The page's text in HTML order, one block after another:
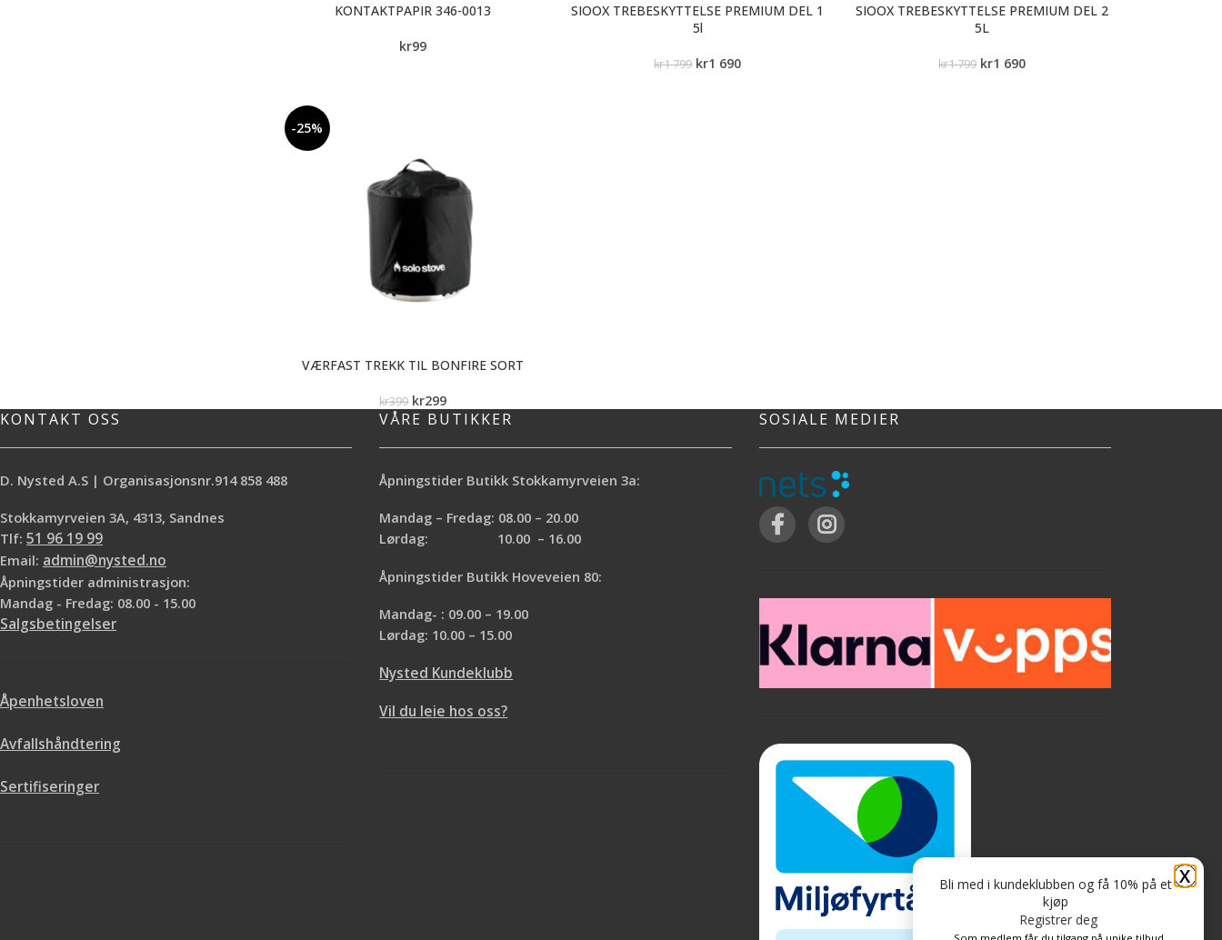
KONTAKTPAPIR 346-0013
kr99
SIOOX TREBESKYTTELSE PREMIUM DEL 1
5l
kr1 799 kr1 690
SIOOX TREBESKYTTELSE PREMIUM DEL 2
5L
kr1 799 kr1 690
-25%
VÆRFAST TREKK TIL BONFIRE SORT
kr399 kr299
KONTAKT OSS
D. Nysted A.S | Organisasjonsnr.914 858 488
Stokkamyrveien 3A, 4313, Sandnes
Tlf: 51 96 19 99
Email: admin@nysted.no
Åpningstider administrasjon:
Mandag - Fredag: 08.00 - 15.00
Salgsbetingelser
Åpenhetsloven
Avfallshåndtering
Sertifiseringer
VÅRE BUTIKKER
Åpningstider Butikk Stokkamyrveien 3a:
Mandag – Fredag: 08.00 – 20.00
Lørdag: 10.00 – 16.00
Åpningstider Butikk Hoveveien 80:
Mandag- : 09.00 – 19.00
Lørdag: 10.00 – 15.00
Nysted Kundeklubb
Vil du leie hos oss?
SOSIALE MEDIER
X
Bli med i kundeklubben og få 10% på et
kjøp
Registrer deg